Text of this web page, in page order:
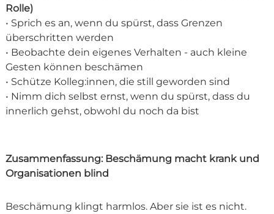
Rolle)
• Sprich es an, wenn du spürst, dass Grenzen
überschritten werden
• Beobachte dein eigenes Verhalten - auch kleine
Gesten können beschämen
• Schütze Kolleg:innen, die still geworden sind
• Nimm dich selbst ernst, wenn du spürst, dass du
innerlich gehst, obwohl du noch da bist
Zusammenfassung: Beschämung macht krank und
Organisationen blind
Beschämung klingt harmlos. Aber sie ist es nicht.